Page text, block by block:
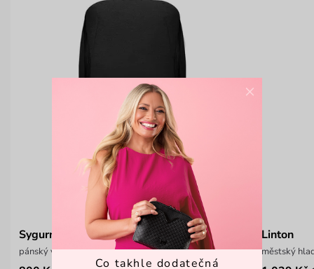
Sygurny Men Black
pánský velký cestovní batoh
Linton
městský
×
Co takhle dodatečná